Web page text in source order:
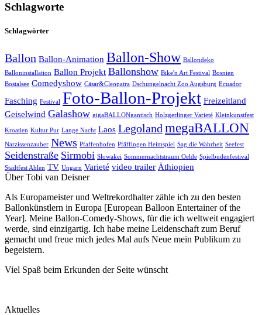
Schlagworte
Schlagwörter
Ballon Ballon-Animation Ballon-Show Ballondeko
Balloninstallation Ballon Projekt Ballonshow Bike'n Art Festival Bosnien
Bostalsee Comedyshow Cäsar&Cleopatra Dschungelnacht Zoo Augsburg Ecuador
Fasching Festival Foto-Ballon-Projekt Freizeitland
Geiselwind Galashow gigaBALLONgantisch Holzgerlinger Varieté Kleinkunstfest
Kroatien Kultur Pur Lange Nacht Laos Legoland megaBALLON
Narzissenzauber News Pfaffenhofen Pfäffingen Heimspiel Sag die Wahrheit Seefest
Seidenstraße Sirmobi Slowakei Sommernachtstraum Oelde Spielbudenfestival
Stadtfest Ahlen TV Ungarn Varieté video trailer Äthiopien
Über Tobi van Deisner
Als Europameister und Weltrekordhalter zähle ich zu den besten
Ballonkünstlern in Europa [European Balloon Entertainer of the
Year]. Meine Ballon-Comedy-Shows, für die ich weltweit engagiert
werde, sind einzigartig. Ich habe meine Leidenschaft zum Beruf
gemacht und freue mich jedes Mal aufs Neue mein Publikum zu
begeistern.
Viel Spaß beim Erkunden der Seite wünscht
Aktuelles